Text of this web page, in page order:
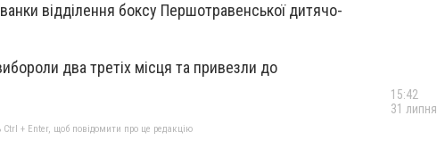
відділення боксу Першотравенської дитячо-
два третіх місця та привезли до
+ Enter, щоб повідомити про це редакцію
15:42
31 липня